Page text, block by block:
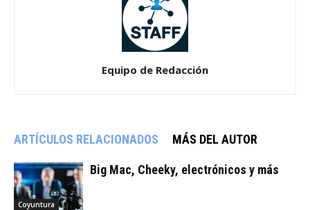
Equipo de Redacción
ARTÍCULOS RELACIONADOS MÁS DEL AUTOR
Coyuntura
Big Mac, Cheeky, electrónicos y más